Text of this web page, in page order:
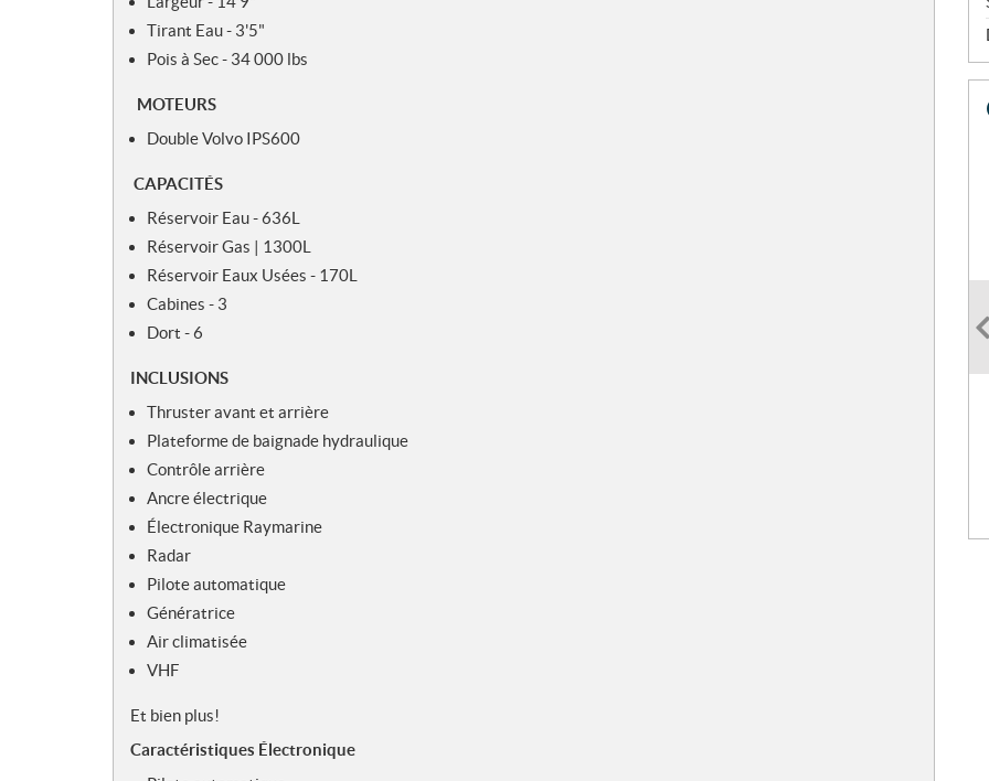
Tirant Eau - 3'5"
Pois à Sec - 34 000 lbs
MOTEURS
Double Volvo IPS600
CAPACITÉS
Réservoir Eau - 636L
Réservoir Gas | 1300L
Réservoir Eaux Usées - 170L
Cabines - 3
Dort - 6
INCLUSIONS
Thruster avant et arrière
Plateforme de baignade hydraulique
Contrôle arrière
Ancre électrique
Électronique Raymarine
Radar
Pilote automatique
Génératrice
Air climatisée
VHF
Et bien plus!
Caractéristiques Électronique